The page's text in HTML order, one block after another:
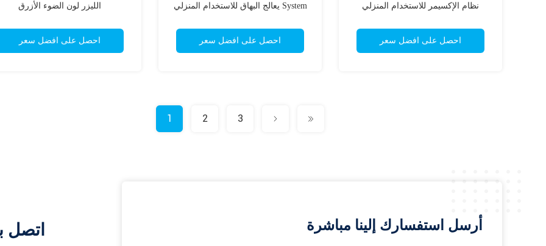
الليزر لون الضوء الأزرق
احصل على افضل سعر
System يعالج البهاق للاستخدام المنزلي
احصل على افضل سعر
نظام الإكسيمر للاستخدام المنزلي
احصل على افضل سعر
1 2 3
اتصل أرسل استفسارك إلينا مباشرة